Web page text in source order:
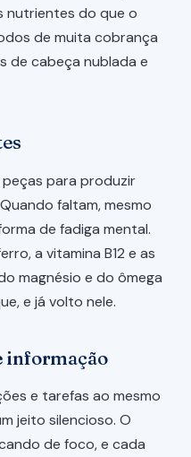
nutrientes do que o
de muita cobrança
de cabeça nublada e
para produzir
faltam, mesmo
de fadiga mental.
a vitamina B12 e as
magnésio e do ômega
e já volto nele.
informação
e tarefas ao mesmo
jeito silencioso. O
de foco, e cada